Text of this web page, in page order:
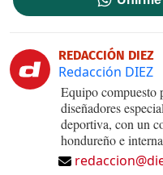
REDACCIÓN DIEZ
Redacción DIEZ
Equipo compuesto
diseñadores
deportiva, con un
hondureño e